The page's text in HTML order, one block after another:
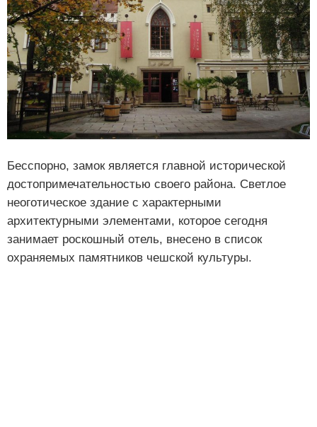
Бесспорно, замок является главной исторической
достопримечательностью своего района. Светлое
неоготическое здание с характерными
архитектурными элементами, которое сегодня
занимает роскошный отель, внесено в список
охраняемых памятников чешской культуры.